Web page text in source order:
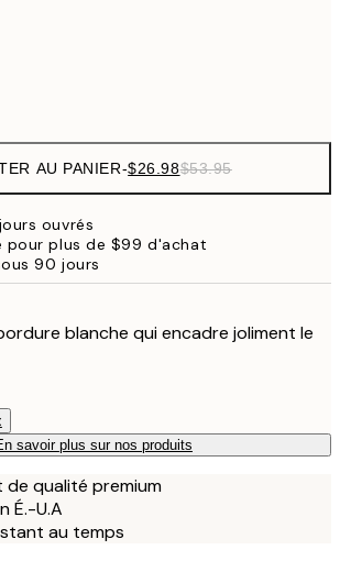
AU PANIER-$26.98$53.95
ouvrés
pour plus de $99 d'achat
90 jours
blanche qui encadre joliment le
savoir plus sur nos produits
de qualité premium
É.-U.A
au temps